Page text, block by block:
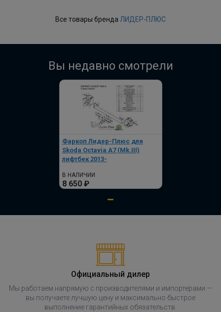
Все товары бренда ЛИДЕР-ПЛЮС
Вы недавно смотрели
Фаркоп Лидер-Плюс для
Skoda Octavia A7 (Mk.III)
лифтбек 2013-
В НАЛИЧИИ
8 650 ₽
Официальный дилер
Мы работаем напрямую с производителями и импортерами —
вы получаете лучшую цену и максимально быстрое
выполнение гарантийных обязательств.